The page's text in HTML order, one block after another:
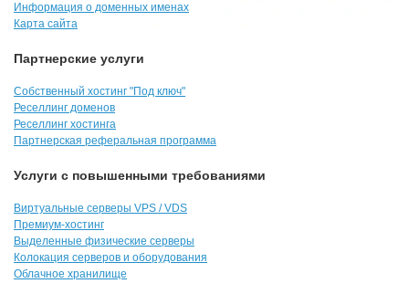
Информация о доменных именах
Карта сайта
Партнерские услуги
Собственный хостинг "Под ключ"
Реселлинг доменов
Реселлинг хостинга
Партнерская реферальная программа
Услуги с повышенными требованиями
Виртуальные серверы VPS / VDS
Премиум-хостинг
Выделенные физические серверы
Колокация серверов и оборудования
Облачное хранилище